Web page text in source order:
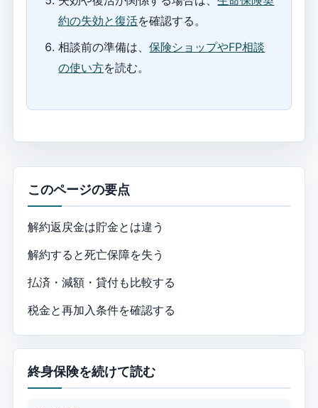
約の失効と復活を確認する。
相談前の準備は、保険ショップやFP相談
の使い方を読む。
このページの要点
解約返戻金は貯金とは違う
解約すると死亡保障を失う
払済・減額・貸付も比較する
税金と再加入条件を確認する
終身保険を続けて読む